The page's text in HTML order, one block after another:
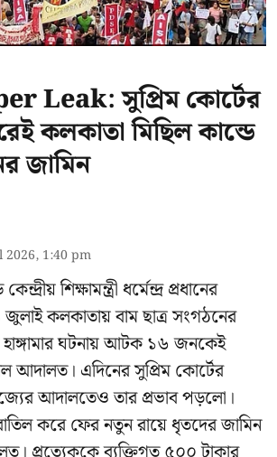
Leak: সুপ্রিম কোর্টের
কলকাতা মিছিল কান্ডে
জামিন
2026, 1:40 pm
শিক্ষামন্ত্রী ধর্মেন্দ্র প্রধানের
জুলাই কলকাতায় বাম ছাত্র সংগঠনের
হাঙ্গামার ঘটনায় আটক ১৬ জনকেই
আদালত। এদিনের সুপ্রিম কোর্টের
আদালতেও তার প্রভাব পড়লো।
করে ফের নতুন রায়ে ধৃতদের জামিন